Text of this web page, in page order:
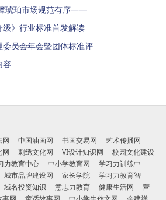
琥珀市场规范有序——
级》行业标准首发解读
员会年会暨团体标准评
容
网 中国油画网 书画交易网
艺术传播网
网 刺绣文化网 VI设计知识网
校园文化建设
力教育中心 中小学教育网
学习力训练中
城市品牌建设网 家长学院
学习力教育智
域名投资知识 意志力教育 健康生活网
营